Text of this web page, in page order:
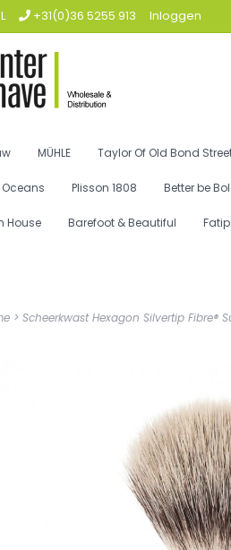
+31(0)36 5255 913 Inloggen
MÜHLE Taylor Of Old Bond
Oceans Plisson 1808 Better be
House Barefoot & Beautiful Fatip
> Scheerkwast Hexagon Silvertip Fibre®